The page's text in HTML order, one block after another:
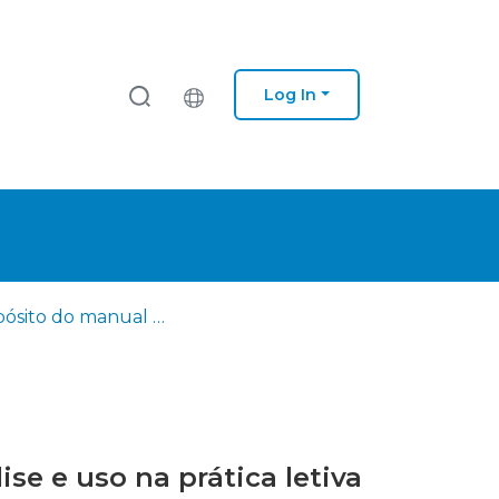
Log In
A propósito do manual escolar de ciências naturais… sua análise e uso na prática letiva do 2º ciclo de ensino básico
e uso na prática letiva